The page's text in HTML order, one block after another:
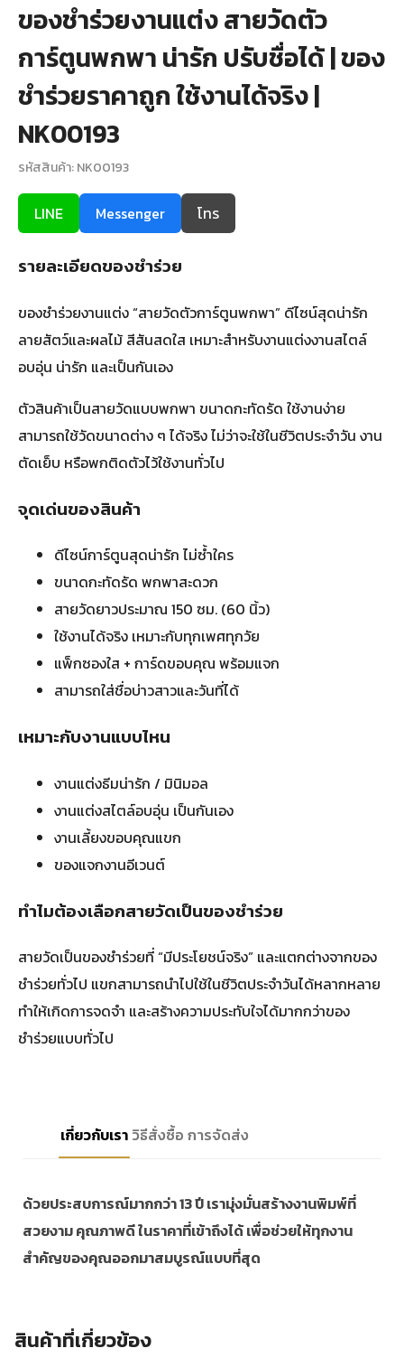
ของชำร่วยงานแต่ง สายวัดตัว
การ์ตูนพกพา น่ารัก ปรับชื่อได้ | ของ
ชำร่วยราคาถูก ใช้งานได้จริง |
NK00193
รหัสสินค้า: NK00193
LINE Messenger โทร
รายละเอียดของชำร่วย
ของชำร่วยงานแต่ง “สายวัดตัวการ์ตูนพกพา” ดีไซน์สุดน่ารัก
ลายสัตว์และผลไม้ สีสันสดใส เหมาะสำหรับงานแต่งงานสไตล์
อบอุ่น น่ารัก และเป็นกันเอง
ตัวสินค้าเป็นสายวัดแบบพกพา ขนาดกะทัดรัด ใช้งานง่าย
สามารถใช้วัดขนาดต่าง ๆ ได้จริง ไม่ว่าจะใช้ในชีวิตประจำวัน งาน
ตัดเย็บ หรือพกติดตัวไว้ใช้งานทั่วไป
จุดเด่นของสินค้า
ดีไซน์การ์ตูนสุดน่ารัก ไม่ซ้ำใคร
ขนาดกะทัดรัด พกพาสะดวก
สายวัดยาวประมาณ 150 ซม. (60 นิ้ว)
ใช้งานได้จริง เหมาะกับทุกเพศทุกวัย
แพ็กซองใส + การ์ดขอบคุณ พร้อมแจก
สามารถใส่ชื่อบ่าวสาวและวันที่ได้
เหมาะกับงานแบบไหน
งานแต่งธีมน่ารัก / มินิมอล
งานแต่งสไตล์อบอุ่น เป็นกันเอง
งานเลี้ยงขอบคุณแขก
ของแจกงานอีเวนต์
ทำไมต้องเลือกสายวัดเป็นของชำร่วย
สายวัดเป็นของชำร่วยที่ “มีประโยชน์จริง” และแตกต่างจากของ
ชำร่วยทั่วไป แขกสามารถนำไปใช้ในชีวิตประจำวันได้หลากหลาย
ทำให้เกิดการจดจำ และสร้างความประทับใจได้มากกว่าของ
ชำร่วยแบบทั่วไป
เกี่ยวกับเรา วิธีสั่งซื้อ การจัดส่ง
ด้วยประสบการณ์มากกว่า 13 ปี เรามุ่งมั่นสร้างงานพิมพ์ที่
สวยงาม คุณภาพดี ในราคาที่เข้าถึงได้ เพื่อช่วยให้ทุกงาน
สำคัญของคุณออกมาสมบูรณ์แบบที่สุด
สินค้าที่เกี่ยวข้อง